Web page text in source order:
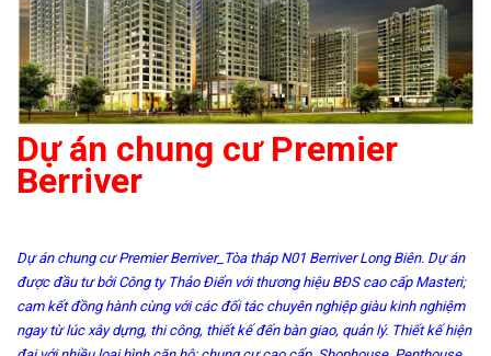
Dự án chung cư Premier
Berriver
Dự án chung cư Premier Berriver_Tòa tháp N01 Berriver Long Biên. Dự án
được đầu tư bởi Công ty Thảo Điển với thương hiệu BĐS cao cấp Masteri;
cam kết đồng hành cùng với các đối tác chuyên nghiệp giàu kinh nghiệm
ngay từ lúc xây dựng, thi công, thiết kế đến bàn giao, quản lý. Thiết kế hiện